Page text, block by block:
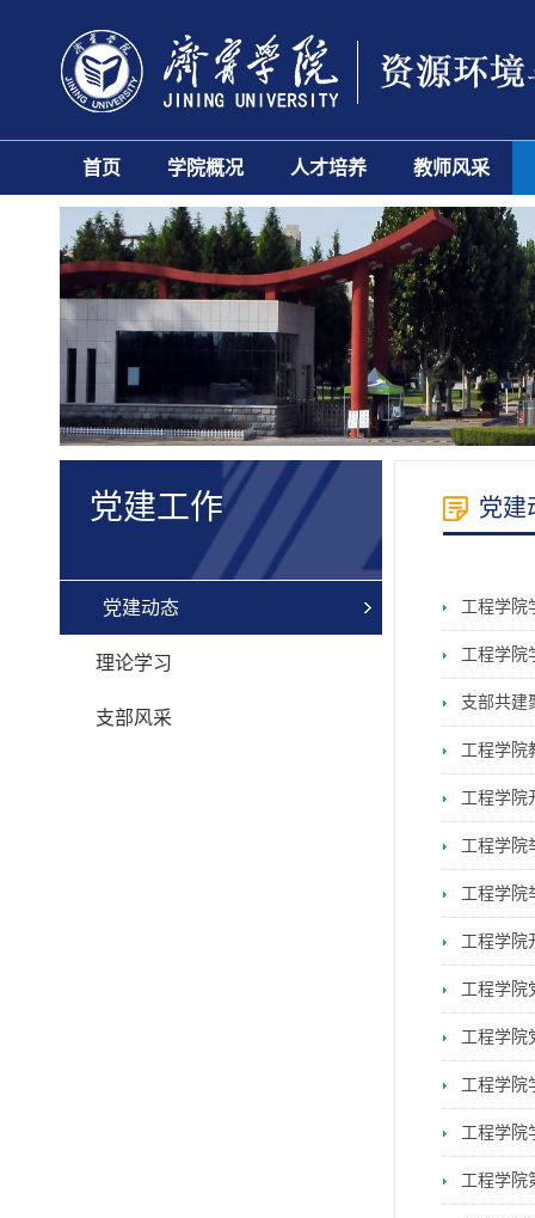
首页 学院概况 人才培养 教师风采
党建工作
党建动态
理论学习
支部风采
党建
工程学院
工程学院
支部共建
工程学院
工程学院
工程学院
工程学院
工程学院
工程学院
工程学院
工程学院
工程学院
工程学院